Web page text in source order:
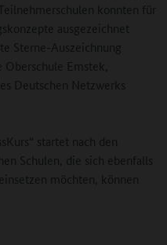
konnten für
ausgezeichnet
Sterne-Auszeichnung
Emstek,
Deutschen Netzwerks
startet nach den
Schulen, die sich ebenfalls
möchten, können